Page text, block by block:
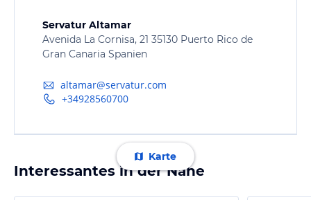
Servatur Altamar
Avenida La Cornisa, 21 35130 Puerto Rico de
Gran Canaria Spanien
altamar@servatur.com
+34928560700
Karte
Interessantes in der Nähe